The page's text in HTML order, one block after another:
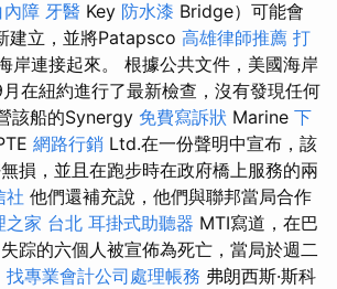
內障 牙醫 Key 防水漆 Bridge）可能會
建立，並將Patapsco 高雄律師推薦 打
岸連接起來。 根據公共文件，美國海岸
在紐約進行了最新檢查，沒有發現任何
該船的Synergy 免費寫訴狀 Marine 下
網路行銷 Ltd.在一份聲明中宣布，該
損，並且在跑步時在政府橋上服務的兩
社 他們還補充說，他們與聯邦當局合作
之家 台北 耳掛式助聽器 MTI寫道，在巴
踪的六個人被宣佈為死亡，當局於週二
找專業會計公司處理帳務 弗朗西斯·斯科